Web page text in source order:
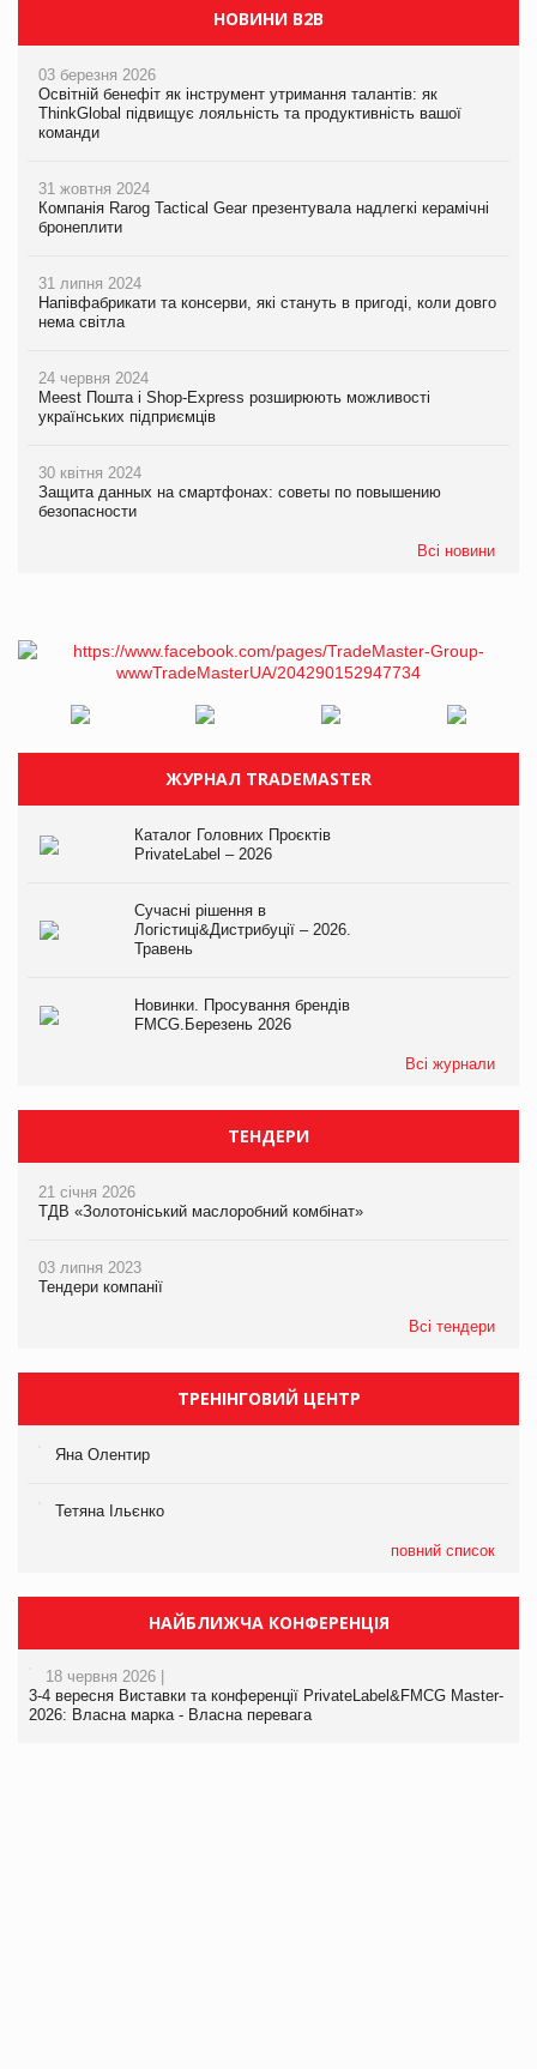
НОВИНИ B2B
03 березня 2026
Освітній бенефіт як інструмент утримання талантів: як
ThinkGlobal підвищує лояльність та продуктивність вашої
команди
31 жовтня 2024
Компанія Rarog Tactical Gear презентувала надлегкі керамічні
бронеплити
31 липня 2024
Напівфабрикати та консерви, які стануть в пригоді, коли довго
нема світла
24 червня 2024
Meest Пошта і Shop-Express розширюють можливості
українських підприємців
30 квітня 2024
Защита данных на смартфонах: советы по повышению
безопасности
Всі новини
ЖУРНАЛ TRADEMASTER
Каталог Головних Проєктів
PrivateLabel – 2026
Сучасні рішення в
Логістиці&Дистрибуції – 2026.
Травень
Новинки. Просування брендів
FMCG.Березень 2026
Всі журнали
ТЕНДЕРИ
21 січня 2026
ТДВ «Золотоніський маслоробний комбінат»
03 липня 2023
Тендери компанії
Всі тендери
ТРЕНІНГОВИЙ ЦЕНТР
Яна Олентир
Тетяна Ільєнко
повний список
НАЙБЛИЖЧА КОНФЕРЕНЦІЯ
18 червня 2026 |
3-4 вересня Виставки та конференції PrivateLabel&FMCG Master-
2026: Власна марка - Власна перевага